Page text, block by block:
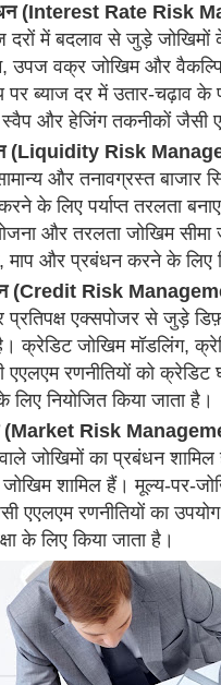
(Interest Rate Risk
में बदलाव से जुड़े जोखिमों
उपज वक्र जोखिम और
पर ब्याज दर में उतार-चढ़ाव के
स्वैप और हेजिंग तकनीकों जैसी
(Liquidity Risk
और तनावग्रस्त बाजार
के लिए पर्याप्त तरलता
और तरलता जोखिम
माप और प्रबंधन करने के लिए
(Credit Risk
प्रतिपक्ष एक्सपोजर से जुड़े
क्रेडिट जोखिम मॉडलिंग,
एएलएम रणनीतियों को
नियोजित किया जाता है।
(Market Risk
जोखिमों का प्रबंधन
शामिल हैं। मूल्य-पर-
एएलएम रणनीतियों का
के लिए किया जाता है।